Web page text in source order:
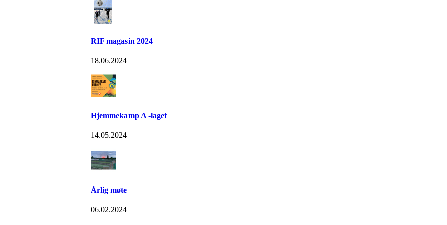
RIF magasin 2024
18.06.2024
Hjemmekamp A -laget
14.05.2024
Årlig møte
06.02.2024